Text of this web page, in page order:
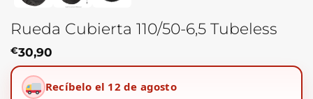
Rueda Cubierta 110/50-6,5 Tubeless
€30,90
Recíbelo el 12 de agosto